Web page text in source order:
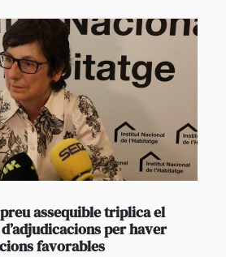
assequible triplica el
per haver
favorables